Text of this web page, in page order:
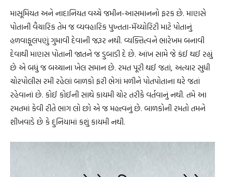
માસૂમિયત અને નાદાનિયત વચ્ચે જમીન-આસમાનનો ફરક છે. માણસે
પોતાની વૈચારિક તેમ જ વ્યવહારિક પુખ્તતા-મૅચ્યોરિટી માટે પોતાનું
હળવાફૂલપણું ગુમાવી દેવાની જરૂર નથી. વ્યક્તિત્વને ભારેખમ બનાવી
દેવાથી માણસ પોતાની જાતને જ ડુબાડી દે છે. આંખ સામે જે કંઈ થઈ રહ્યું
છે એ બધું જ બચ્ચાના ખેલ સમાન છે. રમત પૂરી થઈ જતાં, અત્યાર સુધી
ચોરપોલીસ રમી રહેલાં બાળકો ફરી ભેગાં મળીને પોતપોતાના ઘરે જતાં
રહેવાનાં છે. કોઈ કોઈની સાથે કાયમી ચોર તરીકે વર્તવાનું નથી. તમે આ
રમતમાં કેવી રીતે ભાગ લો છો એ જ મહત્ત્વનું છે. બાળકોની રમતો તમને
શીખવાડે છે કે દુનિયામાં કશું કાયમી નથી.